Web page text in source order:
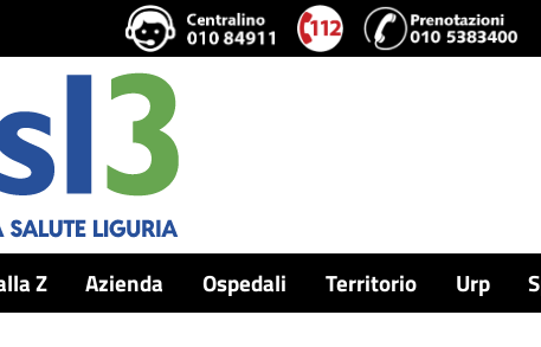
Z Azienda Ospedali Territorio Urp